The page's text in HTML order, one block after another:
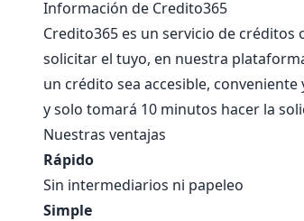
Información de Credito365
Credito365 es un servicio de
solicitar el tuyo, en nuestra
un crédito sea accesible,
y solo tomará 10 minutos hacer la
Nuestras ventajas
Rápido
Sin intermediarios ni papeleo
Simple